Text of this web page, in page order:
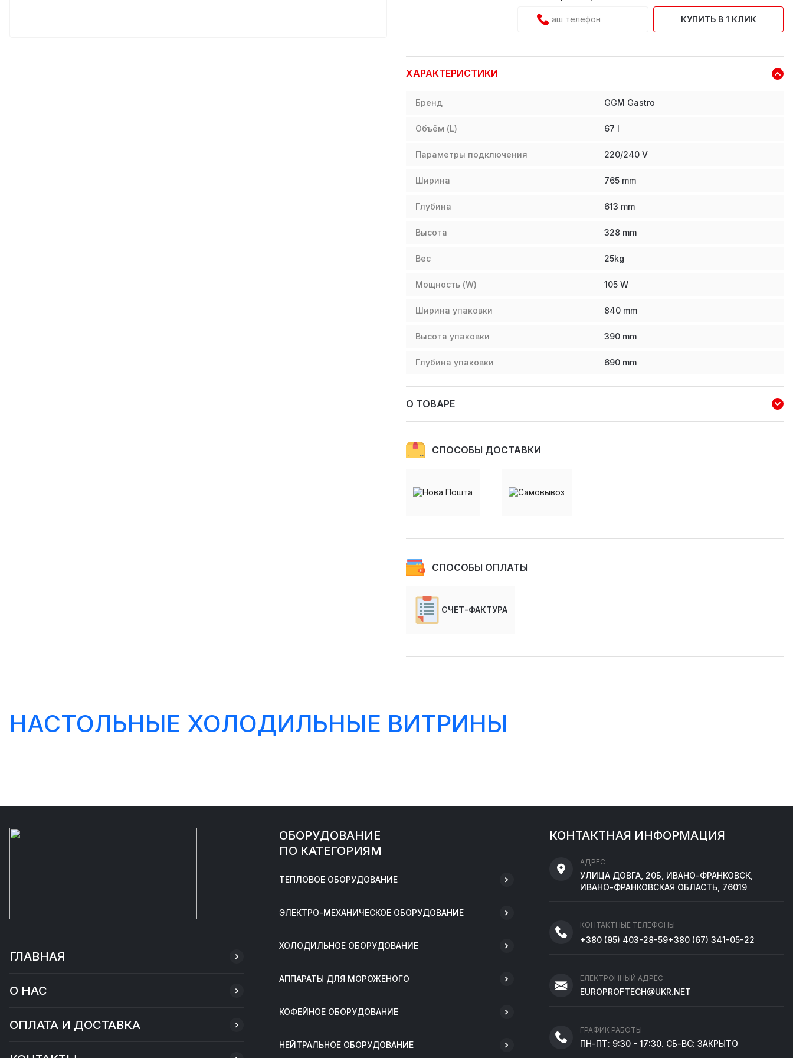
КУПИТЬ В 1 КЛИК
ХАРАКТЕРИСТИКИ
Бренд GGM Gastro
Объём (L) 67 l
Параметры подключения 220/240 V
Ширина 765 mm
Глубина 613 mm
Высота 328 mm
Вес 25kg
Мощность (W) 105 W
Ширина упаковки 840 mm
Высота упаковки 390 mm
Глубина упаковки 690 mm
О ТОВАРЕ
СПОСОБЫ ДОСТАВКИ
СПОСОБЫ ОПЛАТЫ
СЧЕТ-ФАКТУРА
НАСТОЛЬНЫЕ ХОЛОДИЛЬНЫЕ ВИТРИНЫ
ГЛАВНАЯ
О НАС
ОПЛАТА И ДОСТАВКА
ОБОРУДОВАНИЕ
ПО КАТЕГОРИЯМ
ТЕПЛОВОЕ ОБОРУДОВАНИЕ
ЭЛЕКТРО-МЕХАНИЧЕСКОЕ ОБОРУДОВАНИЕ
ХОЛОДИЛЬНОЕ ОБОРУДОВАНИЕ
АППАРАТЫ ДЛЯ МОРОЖЕНОГО
КОФЕЙНОЕ ОБОРУДОВАНИЕ
НЕЙТРАЛЬНОЕ ОБОРУДОВАНИЕ
КОНТАКТНАЯ ИНФОРМАЦИЯ
АДРЕС
УЛИЦА ДОВГА, 20Б, ИВАНО-ФРАНКОВСК,
ИВАНО-ФРАНКОВСКАЯ ОБЛАСТЬ, 76019
КОНТАКТНЫЕ ТЕЛЕФОНЫ
+380 (95) 403-28-59+380 (67) 341-05-22
ЕЛЕКТРОННЫЙ АДРЕС
EUROPROFTECH@UKR.NET
ГРАФИК РАБОТЫ
ПН-ПТ: 9:30 - 17:30. СБ-ВС: ЗАКРЫТО